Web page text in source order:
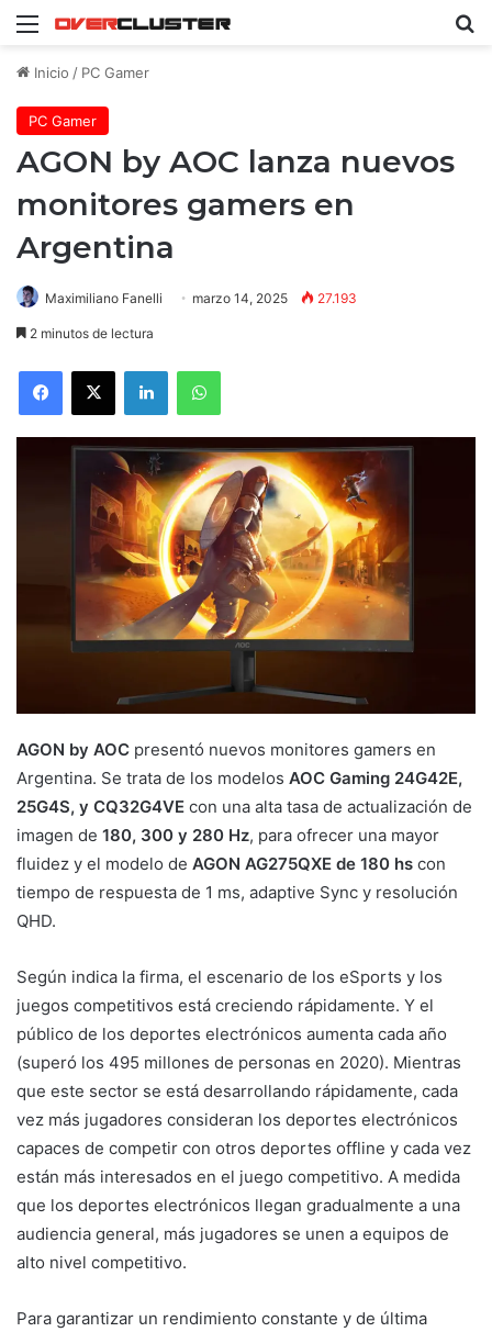
Menú
Inicio / PC Gamer
PC Gamer
AGON by AOC lanza nuevos
monitores gamers en
Argentina
Maximiliano Fanelli marzo 14, 2025 27.193
2 minutos de lectura
Facebook
X LinkedInWhatsApp
AGON by AOC presentó nuevos monitores gamers en
Argentina. Se trata de los modelos AOC Gaming 24G42E,
25G4S, y CQ32G4VE con una alta tasa de actualización de
imagen de 180, 300 y 280 Hz, para ofrecer una mayor
fluidez y el modelo de AGON AG275QXE de 180 hs con
tiempo de respuesta de 1 ms, adaptive Sync y resolución
QHD.
Según indica la firma, el escenario de los eSports y los
juegos competitivos está creciendo rápidamente. Y el
público de los deportes electrónicos aumenta cada año
(superó los 495 millones de personas en 2020). Mientras
que este sector se está desarrollando rápidamente, cada
vez más jugadores consideran los deportes electrónicos
capaces de competir con otros deportes offline y cada vez
están más interesados en el juego competitivo. A medida
que los deportes electrónicos llegan gradualmente a una
audiencia general, más jugadores se unen a equipos de
alto nivel competitivo.
Para garantizar un rendimiento constante y de última